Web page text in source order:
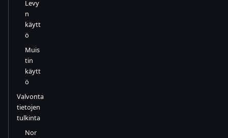
Levy
n
käytt
ö
Muis
tin
käytt
ö
Valvonta
tietojen
tulkinta
Nor